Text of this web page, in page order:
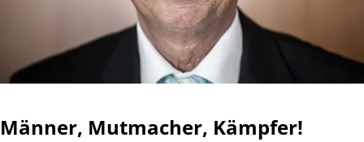
Männer, Mutmacher, Kämpfer!